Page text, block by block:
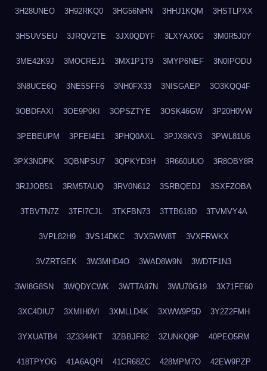
3H28UNEO 3H92RKQ0 3HG56NHN 3HHJ1KQM 3HSTLPXX
3HSUVSEU 3JRQV2TE 3JX0QDYF 3LXYAX0G 3M0R5J0Y
3ME42K9J 3MOCREJ1 3MX1P1T9 3MYP6NEF 3N0IPODU
3N8UCE6Q 3NE5SFF6 3NH0FX33 3NISGAEP 3O3KQQ4F
3OBDFAXI 3OE9P0KI 3OPSZTYE 3OSK46GW 3P20H0VW
3PEBEUPM 3PFEI4E1 3PHQ0AXL 3PJX8KV3 3PWL81U6
3PX3NDPK 3QBNPSU7 3QPKYD3H 3R660UUO 3R8OBY8R
3RJJOB51 3RM5TAUQ 3RV0N612 3SRBQEDJ 3SXFZOBA
3TBVTN7Z 3TFI7CJL 3TKFBN73 3TTB618D 3TVMVY4A
3VPL82H9 3VS14DKC 3VX5WW8T 3VXFRWKX
3VZRTGEK 3W3MHD4O 3WAD8W9N 3WDTF1N3
3WI8G8SN 3WQDYCWK 3WTTA97N 3WU70G19 3X71FE60
3XC4DIU7 3XMIH0VI 3XMLLD4K 3XWW9P5D 3Y2Z2FMH
3YXUATB4 3Z3344KT 3ZBBJF82 3ZUNKQ9P 40PEO5RM
418TPYOG 41A6AQPI 41CR68ZC 428MPM7O 42EW9PZP